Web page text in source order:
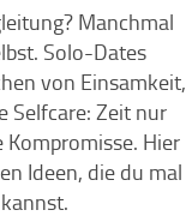
Manchmal
Solo-Dates
von Einsamkeit,
Selfcare: Zeit nur
Hier
Ideen, die du mal